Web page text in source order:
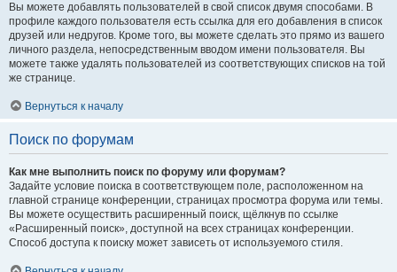
Вы можете добавлять пользователей в свой список двумя способами. В
профиле каждого пользователя есть ссылка для его добавления в список
друзей или недругов. Кроме того, вы можете сделать это прямо из вашего
личного раздела, непосредственным вводом имени пользователя. Вы
можете также удалять пользователей из соответствующих списков на той
же странице.
Вернуться к началу
Поиск по форумам
Как мне выполнить поиск по форуму или форумам?
Задайте условие поиска в соответствующем поле, расположенном на
главной странице конференции, страницах просмотра форума или темы.
Вы можете осуществить расширенный поиск, щёлкнув по ссылке
«Расширенный поиск», доступной на всех страницах конференции.
Способ доступа к поиску может зависеть от используемого стиля.